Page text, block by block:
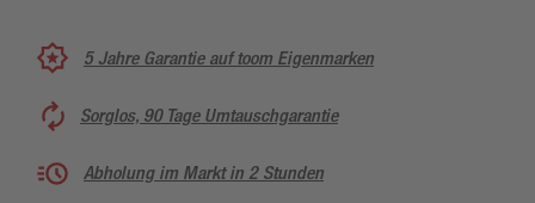
5 Jahre Garantie auf toom Eigenmarken
Sorglos, 90 Tage Umtauschgarantie
Abholung im Markt in 2 Stunden